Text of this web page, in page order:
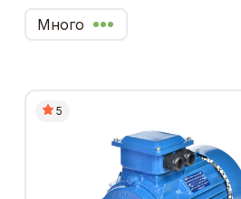
Много
5